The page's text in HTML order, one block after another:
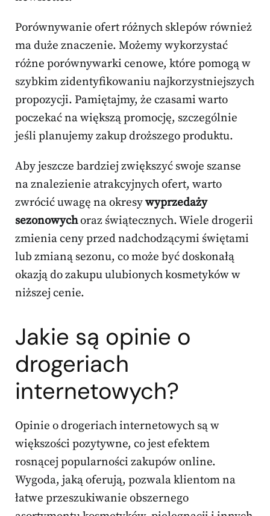
Porównywanie ofert różnych sklepów również
ma duże znaczenie. Możemy wykorzystać
różne porównywarki cenowe, które pomogą w
szybkim zidentyfikowaniu najkorzystniejszych
propozycji. Pamiętajmy, że czasami warto
poczekać na większą promocję, szczególnie
jeśli planujemy zakup droższego produktu.
Aby jeszcze bardziej zwiększyć swoje szanse
na znalezienie atrakcyjnych ofert, warto
zwrócić uwagę na okresywyprzedaży
sezonowychoraz świątecznych. Wiele drogerii
zmienia ceny przed nadchodzącymi świętami
lub zmianą sezonu, co może być doskonałą
okazją do zakupu ulubionych kosmetyków w
niższej cenie.
Jakie są opinie o
drogeriach
internetowych?
Opinie o drogeriach internetowych są w
większości pozytywne, co jest efektem
rosnącej popularności zakupów online.
Wygoda, jaką oferują, pozwala klientom na
łatwe przeszukiwanie obszernego